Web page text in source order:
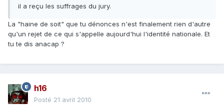
il a reçu les suffrages du jury.
La "haine de soit" que tu dénonces n'est finalement rien d'autre
qu'un rejet de ce qui s'appelle aujourd'hui l'identité nationale. Et
tu te dis anacap ?
h16
Posté 21 avril 2010